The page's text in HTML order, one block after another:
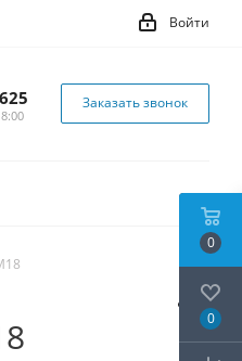
Войти
Заказать звонок
0
0